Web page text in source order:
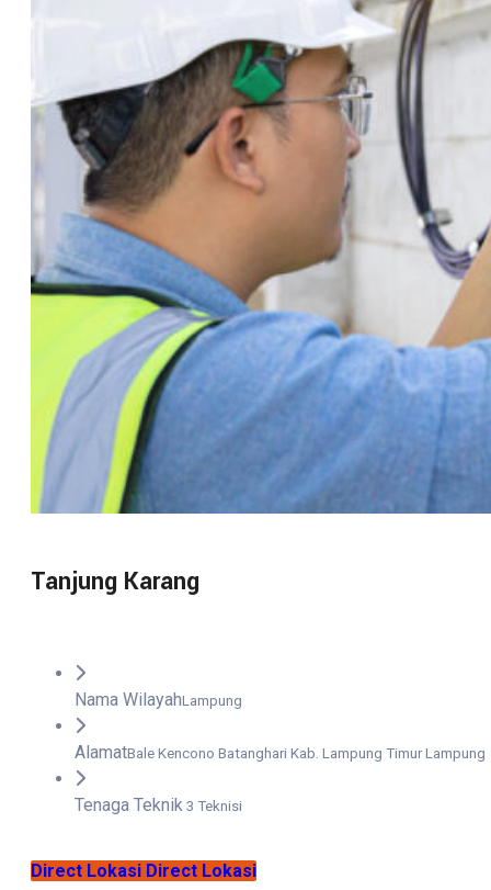
Tanjung Karang
Nama WilayahLampung
AlamatBale Kencono Batanghari Kab. Lampung Timur Lampung
Tenaga Teknik 3 Teknisi
Direct Lokasi Direct Lokasi